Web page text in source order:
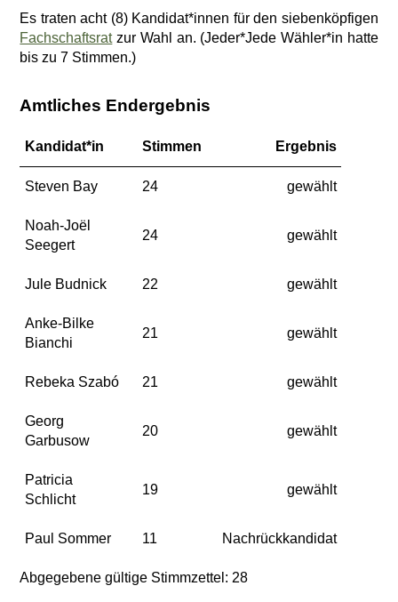
Es traten acht (8) Kandidat*innen für den siebenköpfigen
Fachschaftsratzur Wahl an. (Jeder*Jede Wähler*in hatte
bis zu 7 Stimmen.)
Amtliches Endergebnis
Kandidat*in Stimmen Ergebnis
Steven Bay 24 gewählt
Noah-Joël
Seegert
24 gewählt
Jule Budnick 22 gewählt
Anke-Bilke
Bianchi
21 gewählt
Rebeka Szabó 21 gewählt
Georg
Garbusow
20 gewählt
Patricia
Schlicht
19 gewählt
Paul Sommer 11 Nachrückkandidat
Abgegebene gültige Stimmzettel: 28